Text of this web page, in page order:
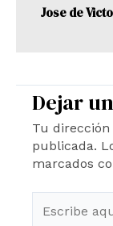
Jose de
Dejar
Tu
publicada.
marcados
aquí...